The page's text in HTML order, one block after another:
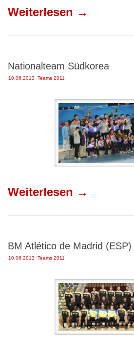
Weiterlesen →
Nationalteam Südkorea
10.06.2013 |Teams 2011
Weiterlesen →
BM Atlético de Madrid (ESP)
10.06.2013 |Teams 2011